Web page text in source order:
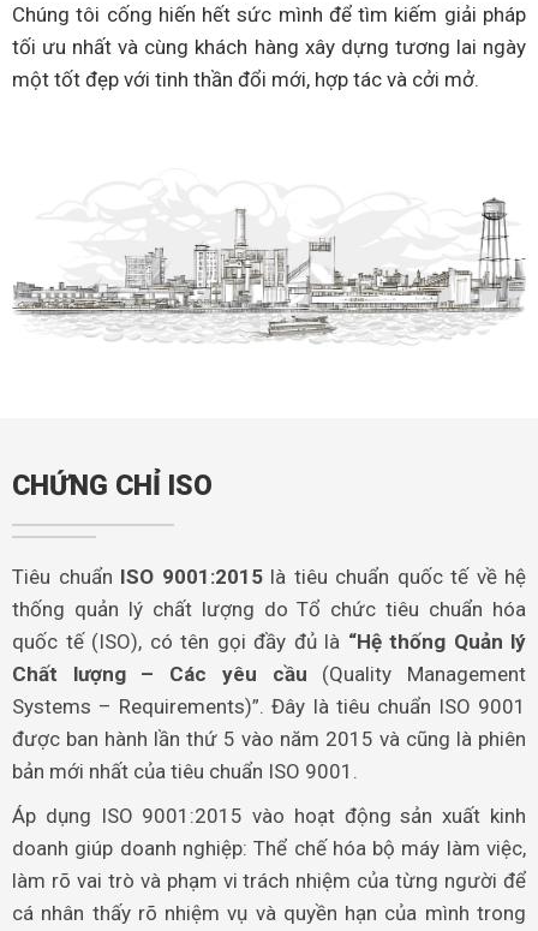
Chúng tôi cống hiến hết sức mình để tìm kiếm giải pháp
tối ưu nhất và cùng khách hàng xây dựng tương lai ngày
một tốt đẹp với tinh thần đổi mới, hợp tác và cởi mở.
CHỨNG CHỈ ISO
Tiêu chuẩn ISO 9001:2015là tiêu chuẩn quốc tế về hệ
thống quản lý chất lượng do Tổ chức tiêu chuẩn hóa
quốc tế (ISO), có tên gọi đầy đủ là “Hệ thống Quản lý
Chất lượng – Các yêu cầu (Quality Management
Systems – Requirements)”. Đây là tiêu chuẩn ISO 9001
được ban hành lần thứ 5 vào năm 2015 và cũng là phiên
bản mới nhất của tiêu chuẩn ISO 9001.
Áp dụng ISO 9001:2015 vào hoạt động sản xuất kinh
doanh giúp doanh nghiệp: Thể chế hóa bộ máy làm việc,
làm rõ vai trò và phạm vi trách nhiệm của từng người để
cá nhân thấy rõ nhiệm vụ và quyền hạn của mình trong